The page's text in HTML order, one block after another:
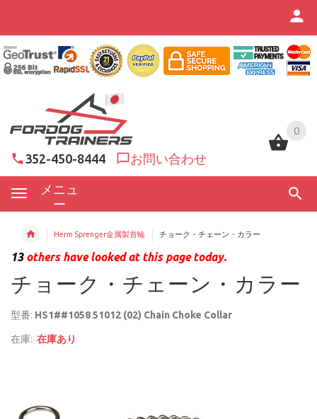
0
352-450-8444 お問い合わせ
メニュ
ー
0
Herm Sprenger金属製首輪 チョーク・チェーン・カラー
13others have looked at this page today.
チョーク・チェーン・カラー
型番: HS1##1058 51012 (02) Chain Choke Collar
在庫: 在庫あり